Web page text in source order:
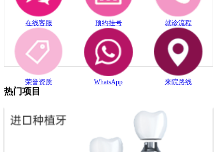
在线客服 预约挂号 就诊流程
荣誉资质 WhatsApp 来院路线
热门项目